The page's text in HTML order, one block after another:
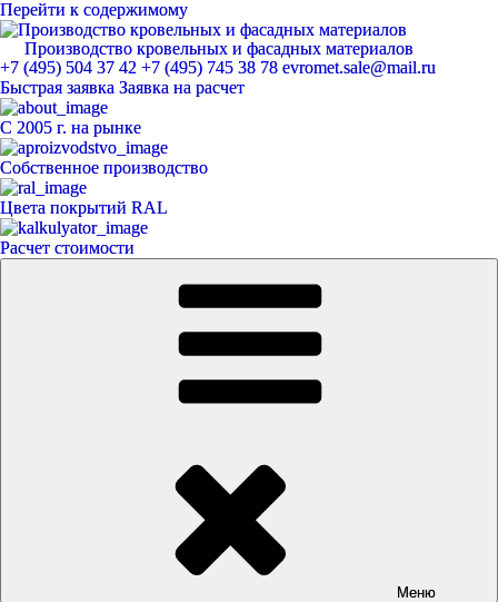
Перейти к содержимому
Производство кровельных и фасадных материалов
ЕвроМет
+7 (495) 504 37 42 +7 (495) 745 38 78 evromet.sale@mail.ru
Быстрая заявка Заявка на расчет
С 2005 г. на рынке
Собственное производство
Цвета покрытий RAL
Расчет стоимости
Меню